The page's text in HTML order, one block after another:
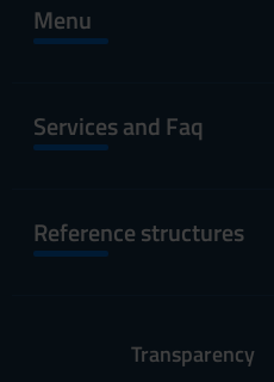
Menu
Services and Faq
Reference structures
Transparency